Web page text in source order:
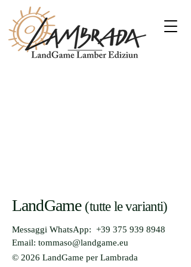
LandGame (tutte le varianti)
Messaggi WhatsApp: +39 375 939 8948
Email: tommaso@landgame.eu
© 2026 LandGame per Lambrada